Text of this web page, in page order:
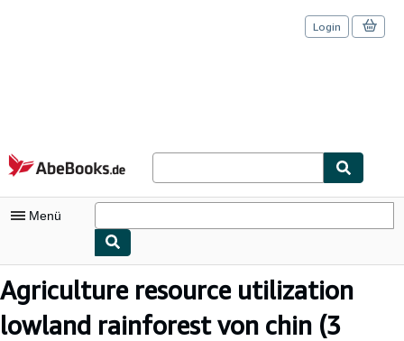
Zum Hauptinhalt
AbeBooks.de
Login
Menü
Nutzerkonto
Meine Bestellungen
Agriculture resource utilization
lowland rainforest von chin (3